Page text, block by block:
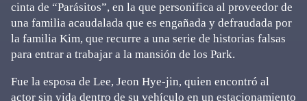
cinta de “Parásitos”, en la que personifica al proveedor de
una familia acaudalada que es engañada y defraudada por
la familia Kim, que recurre a una serie de historias falsas
para entrar a trabajar a la mansión de los Park.
Fue la esposa de Lee, Jeon Hye-jin, quien encontró al
actor sin vida dentro de su vehículo en un estacionamiento